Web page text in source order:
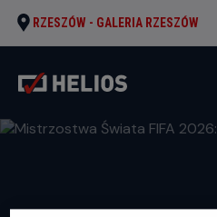
RZESZÓW - GALERIA RZESZÓW